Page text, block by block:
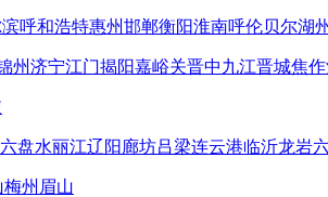
呼和浩特惠州邯郸衡阳淮南呼伦贝尔湖
州济宁江门揭阳嘉峪关晋中九江晋城焦作
六盘水丽江辽阳廊坊吕梁连云港临沂龙岩
梅州 眉山